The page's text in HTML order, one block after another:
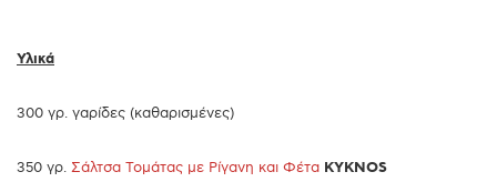
Υλικά
300 γρ. γαρίδες (καθαρισμένες)
350 γρ. Σάλτσα Τομάτας με Ρίγανη και Φέτα KYKNOS